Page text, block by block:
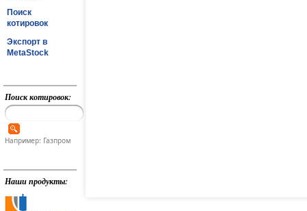
Поиск
котировок
Экспорт в
MetaStock
Поиск котировок:
Например: Газпром
Наши продукты: